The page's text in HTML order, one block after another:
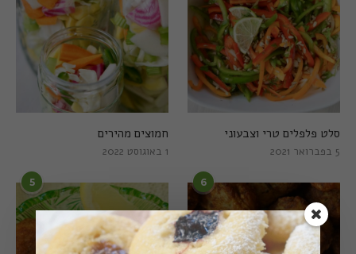
חמוצים מהירים
1 באוגוסט 2022
סלט פלפלים טרי וצבעוני
5 בפברואר 2021
5 6